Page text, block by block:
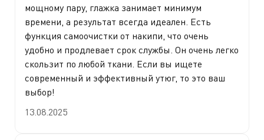
мощному пару, глажка занимает минимум
времени, а результат всегда идеален. Есть
функция самоочистки от накипи, что очень
удобно и продлевает срок службы. Он очень легко
скользит по любой ткани. Если вы ищете
современный и эффективный утюг, то это ваш
выбор!
13.08.2025